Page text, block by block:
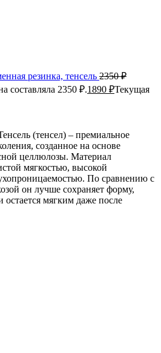
резинка, тенсель 2350₽
составляла 2350 ₽.1890 ₽Текущая
(тенсел) – премиальное
созданное на основе
целлюлозы. Материал
мягкостью, высокой
По сравнению с
он лучше сохраняет форму,
остается мягким даже после